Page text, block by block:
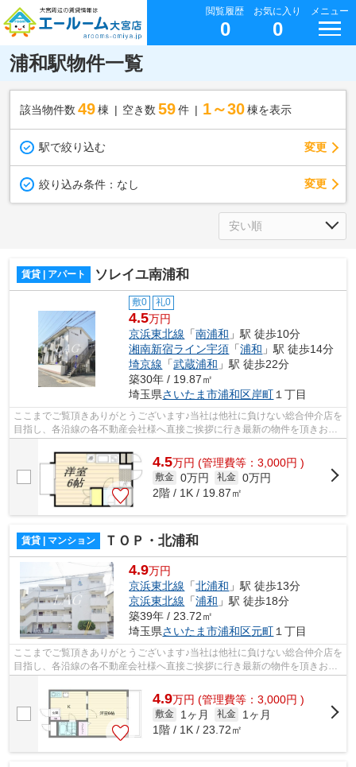
閲覧履歴
0
お気に入り
0
メニュー
浦和駅物件一覧
該当物件数 49棟 空き数 59 件 1～30 棟を表示
駅で絞り込む 変更
絞り込み条件： なし 変更
賃貸 | アパート ソレイユ南浦和
敷0 礼0
4.5万円
京浜東北線 「南浦和 」駅 徒歩10分
湘南新宿ライン宇須 「浦和 」駅 徒歩14分
埼京線 「武蔵浦和 」駅 徒歩22分
築30年 / 19.87㎡
埼玉県さいたま市浦和区岸町１丁目
ここまでご覧頂きありがとうございます♪当社は他社に負けない総合仲介店を
目指し、各沿線の各不動産会社様へ直接ご挨拶に行き最新の物件を頂きお客
4.5万円 (管理費等：3,000円 )
敷金 0万円 礼金 0万円
2階 / 1K / 19.87㎡
賃貸 | マンション ＴＯＰ・北浦和
4.9万円
京浜東北線 「北浦和 」駅 徒歩13分
京浜東北線 「浦和 」駅 徒歩18分
築39年 / 23.72㎡
埼玉県さいたま市浦和区元町 １丁目
ここまでご覧頂きありがとうございます♪当社は他社に負けない総合仲介店を
目指し、各沿線の各不動産会社様へ直接ご挨拶に行き最新の物件を頂きお客
4.9万円 (管理費等：3,000円 )
敷金 1ヶ月 礼金
1ヶ月
1階 / 1K / 23.72㎡